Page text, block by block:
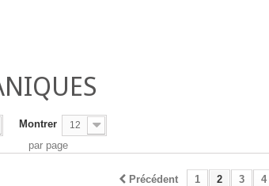
Montrer 12
par page
Précédent 1 2 3 4